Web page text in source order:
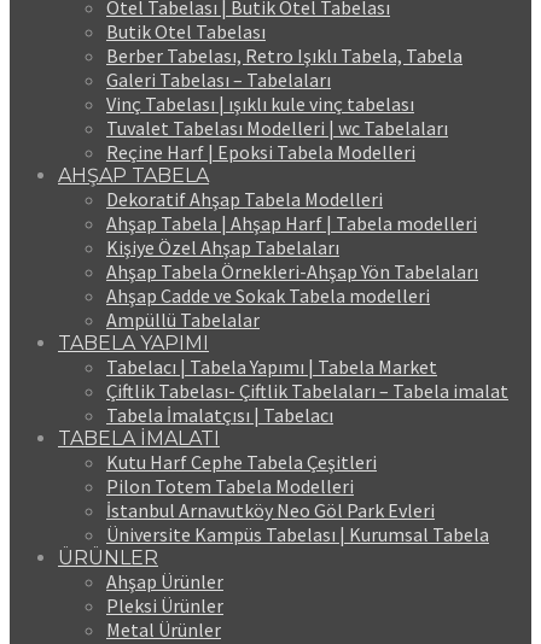
Otel Tabelası | Butik Otel Tabelası
Butik Otel Tabelası
Berber Tabelası, Retro Işıklı Tabela, Tabela
Galeri Tabelası – Tabelaları
Vinç Tabelası | ışıklı kule vinç tabelası
Tuvalet Tabelası Modelleri | wc Tabelaları
Reçine Harf | Epoksi Tabela Modelleri
AHŞAP TABELA
Dekoratif Ahşap Tabela Modelleri
Ahşap Tabela | Ahşap Harf | Tabela modelleri
Kişiye Özel Ahşap Tabelaları
Ahşap Tabela Örnekleri-Ahşap Yön Tabelaları
Ahşap Cadde ve Sokak Tabela modelleri
Ampüllü Tabelalar
TABELA YAPIMI
Tabelacı | Tabela Yapımı | Tabela Market
Çiftlik Tabelası- Çiftlik Tabelaları – Tabela imalat
Tabela İmalatçısı | Tabelacı
TABELA İMALATI
Kutu Harf Cephe Tabela Çeşitleri
Pilon Totem Tabela Modelleri
İstanbul Arnavutköy Neo Göl Park Evleri
Üniversite Kampüs Tabelası | Kurumsal Tabela
ÜRÜNLER
Ahşap Ürünler
Pleksi Ürünler
Metal Ürünler